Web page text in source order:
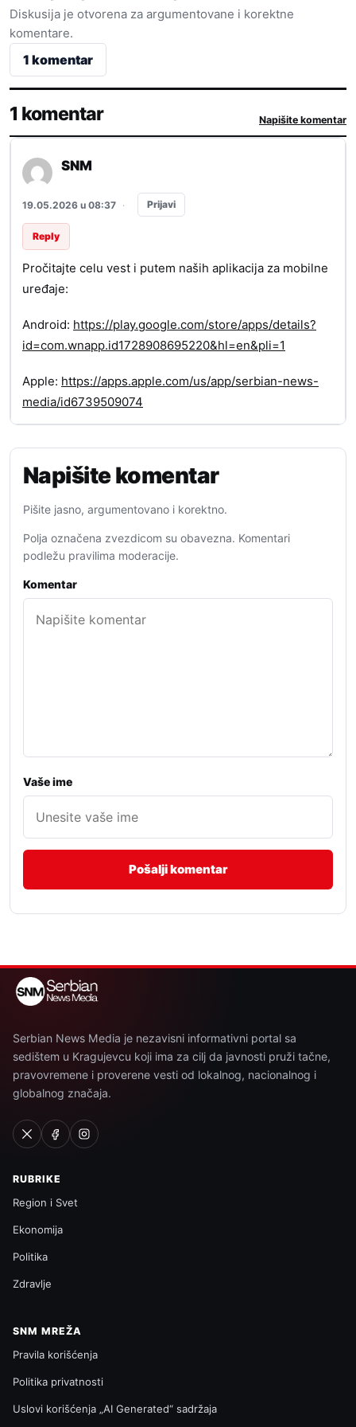
Diskusija je otvorena za argumentovane i korektne
komentare.
1 komentar
1 komentar Napišite komentar
SNM
19.05.2026 u 08:37 · Prijavi
Reply
Pročitajte celu vest i putem naših aplikacija za mobilne
uređaje:
Android: https://play.google.com/store/apps/details?
id=com.wnapp.id1728908695220&hl=en&pli=1
Apple: https://apps.apple.com/us/app/serbian-news-
media/id6739509074
Napišite komentar
Pišite jasno, argumentovano i korektno.
Polja označena zvezdicom su obavezna. Komentari
podležu pravilima moderacije.
Komentar
Vaše ime
Serbian News Media je nezavisni informativni portal sa
sedištem u Kragujevcu koji ima za cilj da javnosti pruži tačne,
pravovremene i proverene vesti od lokalnog, nacionalnog i
globalnog značaja.
RUBRIKE
Region i Svet
Ekonomija
Politika
Zdravlje
SNM MREŽA
Pravila korišćenja
Politika privatnosti
Uslovi korišćenja „AI Generated“ sadržaja